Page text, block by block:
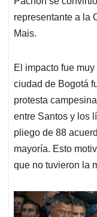
representante a la
Mais.
El impacto fue
ciudad de Bogotá
protesta
entre Santos y los
pliego de 88
mayoría. Esto
que no tuvieron la